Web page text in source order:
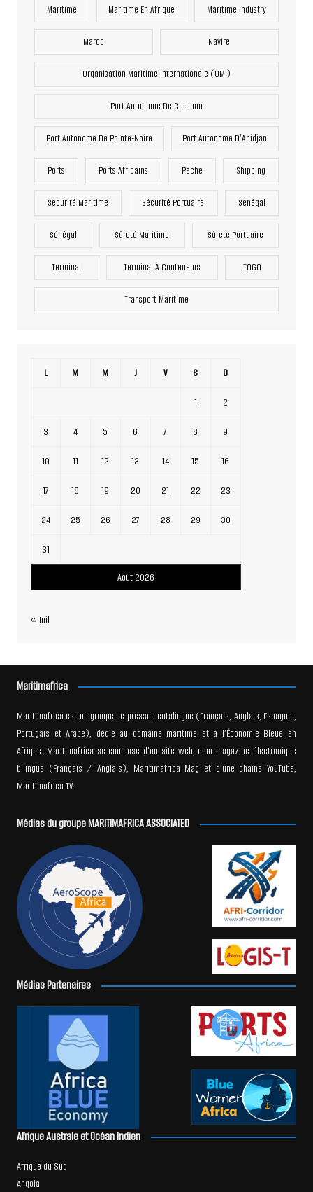
Maritime Maritime En Afrique Maritime Industry
Maroc Navire
Organisation Maritime Internationale (OMI)
Port Autonome De Cotonou
Port Autonome De Pointe-Noire Port Autonome D’Abidjan
Ports Ports Africains Pêche Shipping
Sécurité Maritime Sécurité Portuaire Sénégal
Sénégal Sûreté Maritime Sûreté Portuaire
Terminal Terminal À Conteneurs TOGO
Transport Maritime
Août 2026
L M M J V S D
1 2
3 4 5 6 7 8 9
10 11 12 13 14 15 16
17 18 19 20 21 22 23
24 25 26 27 28 29 30
31
« Juil
Maritimafrica
Maritimafrica est un groupe de presse pentalingue (Français, Anglais, Espagnol,
Portugais et Arabe), dédié au domaine maritime et à l’Économie Bleue en
Afrique. Maritimafrica se compose d’un site web, d’un magazine électronique
bilingue (Français / Anglais), Maritimafrica Mag et d’une chaîne YouTube,
Maritimafrica TV.
Médias du groupe MARITIMAFRICA ASSOCIATED
Médias Partenaires
Afrique Australe et Océan Indien
Afrique du Sud
Angola